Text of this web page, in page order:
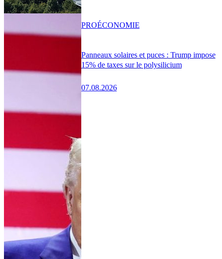
Panneaux solaires et puces : Trump impose
15% de taxes sur le polysilicium
07.08.2026
PROÉCONOMIE